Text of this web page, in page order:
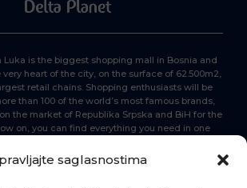
saglasnostima
Luka is the biggest shopping mall in Bosnia and
heart of the city, on the surface of 62.500m2,
retail chains. Shopping enthusiasts will be
than 100 of the world’s most famous brands,
the market of Republika Srpska and BiH for the
on, you can find everything you need in one